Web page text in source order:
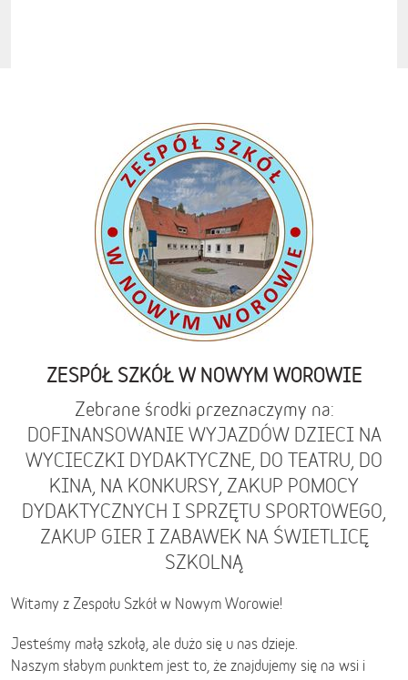
ZESPÓŁ SZKÓŁ W NOWYM WOROWIE
Zebrane środki przeznaczymy na:
DOFINANSOWANIE WYJAZDÓW DZIECI NA
WYCIECZKI DYDAKTYCZNE, DO TEATRU, DO
KINA, NA KONKURSY, ZAKUP POMOCY
DYDAKTYCZNYCH I SPRZĘTU SPORTOWEGO,
ZAKUP GIER I ZABAWEK NA ŚWIETLICĘ
SZKOLNĄ
Witamy z Zespołu Szkół w Nowym Worowie!
Jesteśmy małą szkołą, ale dużo się u nas dzieje.
Naszym słabym punktem jest to, że znajdujemy się na wsi i